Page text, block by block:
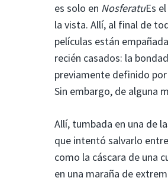
es solo en NosferatuEs
la vista. Allí, al final de
películas están
recién casados: la
previamente definido
Sin embargo, de alguna
Allí, tumbada en una de
que intentó salvarlo
como la cáscara de una
en una maraña de